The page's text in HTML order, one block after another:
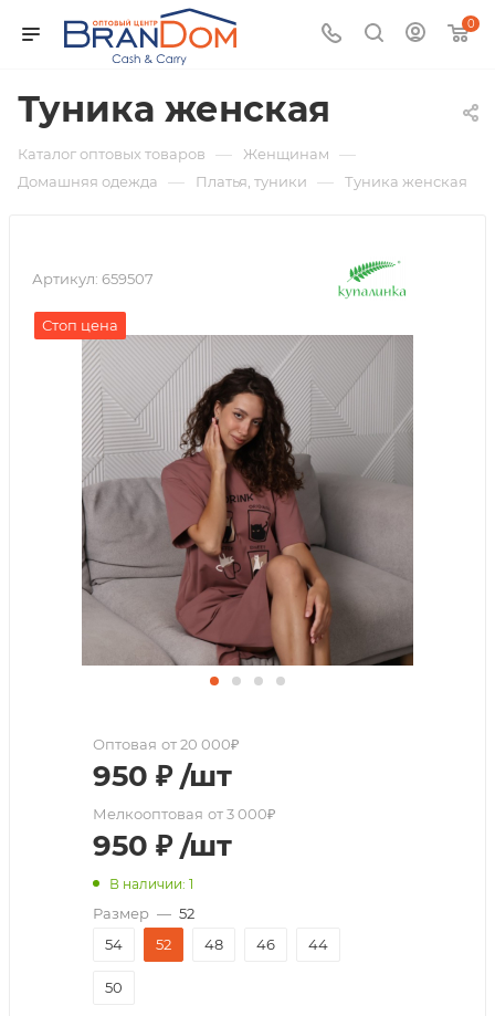
0
Туника женская
Каталог оптовых товаров — Женщинам —
Домашняя одежда — Платья, туники — Туника женская
Артикул: 659507
Стоп цена
Оптовая от 20 000₽
950 ₽ /шт
Мелкооптовая от 3 000₽
950 ₽ /шт
В наличии: 1
Размер — 52
54
52 48 46 44
50